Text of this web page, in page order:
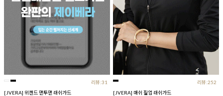
리뷰:31
[JVERA] 위켄드 맨투맨 래쉬가드
리뷰:252
[JVERA] 매쉬 짚업 래쉬가드